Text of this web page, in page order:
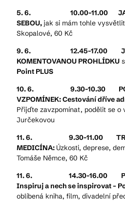
© 2026 Brána
5. 6. 10.00-11.00 JAK SI
SEBOU, jak si mám tohle
Skopalové, 60 Kč
9. 6. 12.45-17.00
KOMENTOVANOU PROHLÍDKU
Point PLUS
10. 6. 9.30-10.30 PO
VZPOMÍNEK: Cestování dříve
Přijďte zavzpomínat, podělit se o
Jurčekovou
11. 6. 9.30-11.00
MEDICÍNA: Úzkosti, deprese,
Tomáše Němce, 60 Kč
11. 6. 14.30-16.00
Inspiruj a nech se inspirovat –
oblíbená kniha, film, divadelní